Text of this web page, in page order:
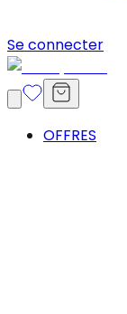
Se connecter
OFFRES